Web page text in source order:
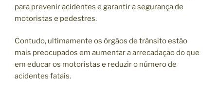
para prevenir acidentes e garantir a segurança de
motoristas e pedestres.
Contudo, ultimamente os órgãos de trânsito estão
mais preocupados em aumentar a arrecadação do que
em educar os motoristas e reduzir o número de
acidentes fatais.